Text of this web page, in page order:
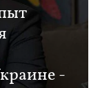
-